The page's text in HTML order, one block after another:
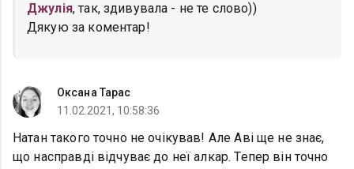
Джулія, так, здивувала - не те слово))
Дякую за коментар!
Оксана Тарас
11.02.2021, 10:58:36
Натан такого точно не очікував! Але Аві ще не знає,
що насправді відчуває до неї алкар. Тепер він точно